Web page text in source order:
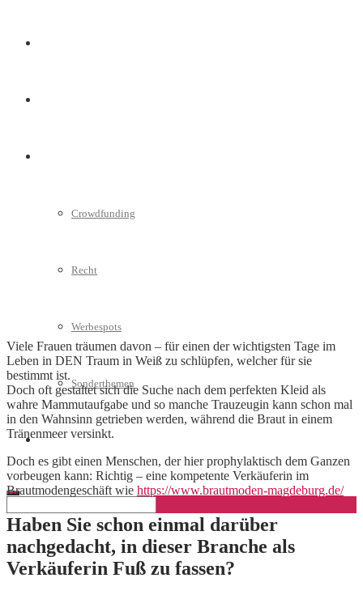
Crowdfunding
Recht
Werbespots
Sonderthemen
Geschäftskonto eröffnen
Viele Frauen träumen davon – für einen der wichtigsten Tage im
Leben in DEN Traum in Weiß zu schlüpfen, welcher für sie
bestimmt ist.
Doch oft gestaltet sich die Suche nach dem perfekten Kleid als
wahre Mammutaufgabe und so manche Trauzeugin kann schon mal
in den Wahnsinn getrieben werden, während die Braut in einem
Tränenmeer versinkt.
Doch es gibt einen Menschen, der hier prophylaktisch dem Ganzen
vorbeugen kann: Richtig – eine kompetente Verkäuferin im
Brautmodengeschäft wie https://www.brautmoden-magdeburg.de/
Haben Sie schon einmal darüber
nachgedacht, in dieser Branche als
Verkäuferin Fuß zu fassen?